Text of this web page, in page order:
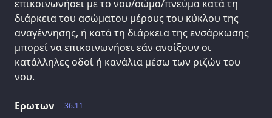
επικοινωνήσει με το νου/σώμα/πνεύμα κατά τη
διάρκεια του ασώματου μέρους του κύκλου της
αναγέννησης, ή κατά τη διάρκεια της ενσάρκωσης
μπορεί να επικοινωνήσει εάν ανοίξουν οι
κατάλληλες οδοί ή κανάλια μέσω των ριζών του
νου.
36.11
Ερωτων